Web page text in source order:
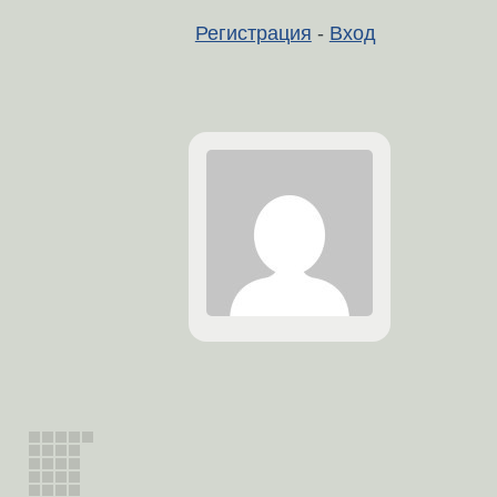
Регистрация - Вход